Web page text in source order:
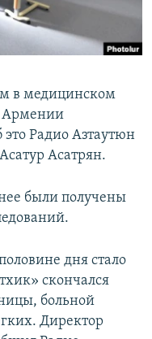
в медицинском
Армении
Радио Азтаутюн
Асатрян.
были получены
дня стало
скончался
больной
Директор